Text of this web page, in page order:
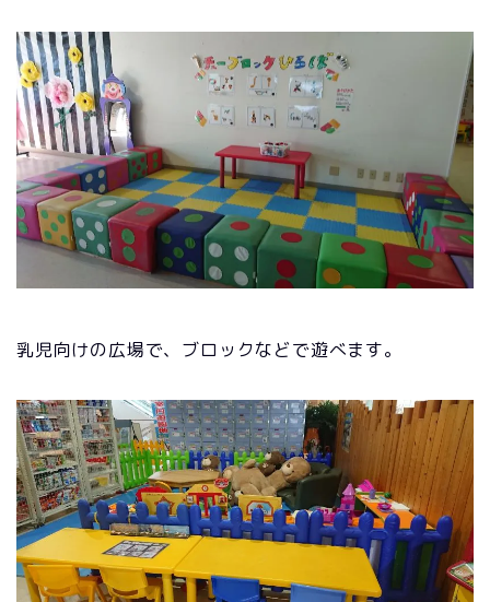
乳児向けの広場で、ブロックなどで遊べます。